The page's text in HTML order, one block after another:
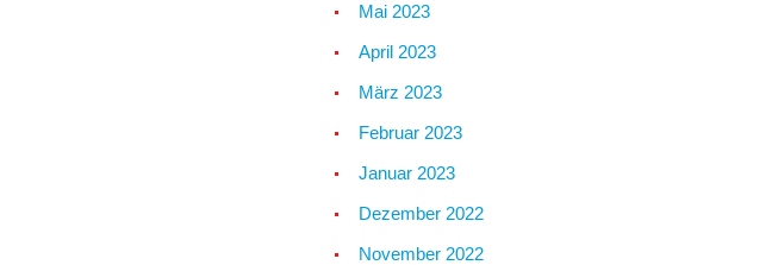
Mai 2023
April 2023
März 2023
Februar 2023
Januar 2023
Dezember 2022
November 2022